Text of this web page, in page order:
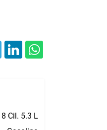
8 Cil. 5.3 L